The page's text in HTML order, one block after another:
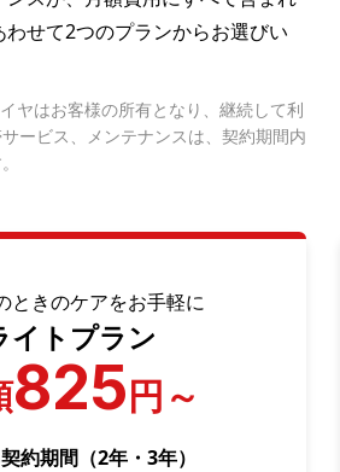
せて2つのプランからお選びい
ヤはお客様の所有となり、継続して利
ービス、メンテナンスは、契約期間内
ときのケアをお手軽に
イトプラン
825円～
約期間（2年・3年）